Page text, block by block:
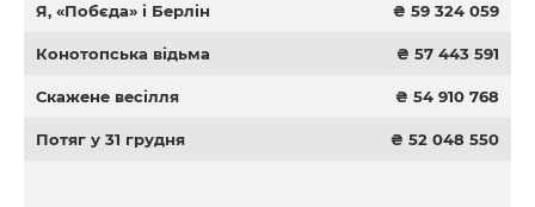
Я, «Побєда» і Берлін ₴ 59 324 059
Конотопська відьма ₴ 57 443 591
Скажене весілля ₴ 54 910 768
Потяг у 31 грудня ₴ 52 048 550